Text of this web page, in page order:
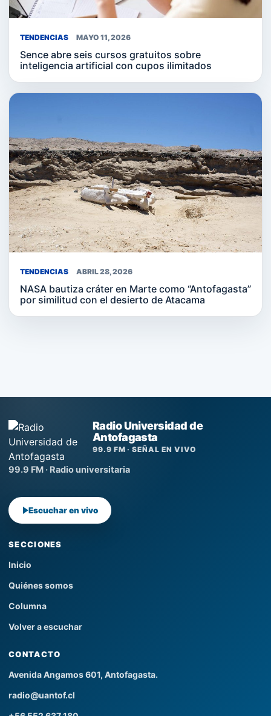
TENDENCIAS MAYO 11, 2026
Sence abre seis cursos gratuitos sobre
inteligencia artificial con cupos ilimitados
TENDENCIAS ABRIL 28, 2026
NASA bautiza cráter en Marte como “Antofagasta”
por similitud con el desierto de Atacama
Radio Universidad de
Antofagasta
99.9 FM · SEÑAL EN VIVO
99.9 FM · Radio universitaria
Escuchar en vivo
SECCIONES
Inicio
Quiénes somos
Columna
Volver a escuchar
CONTACTO
Avenida Angamos 601, Antofagasta.
radio@uantof.cl